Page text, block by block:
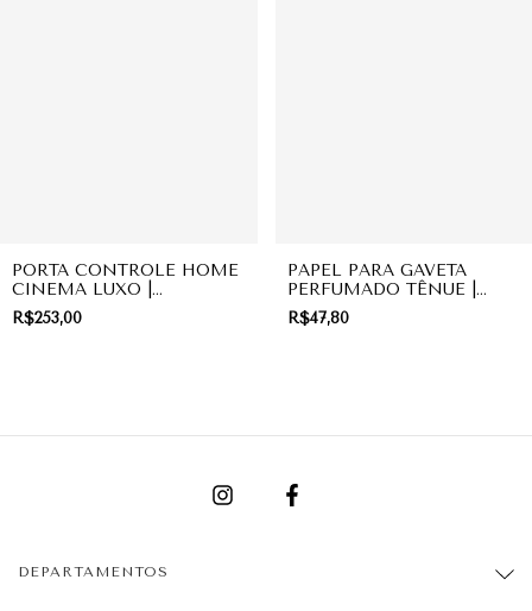
PORTA CONTROLE HOME
CINEMA LUXO |
PRESENTE
R$253,00
PAPEL PARA GAVETA
PERFUMADO TÊNUE |
PRESENTE
R$47,80
DEPARTAMENTOS